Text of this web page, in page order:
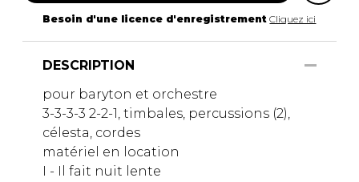
Besoin d'une licence d'enregistrement Cliquez ici
DESCRIPTION
pour baryton et orchestre
3-3-3-3 2-2-1, timbales, percussions (2),
célesta, cordes
matériel en location
I - Il fait nuit lente